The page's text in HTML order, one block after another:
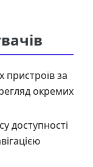
пристроїв за
окремих
доступності